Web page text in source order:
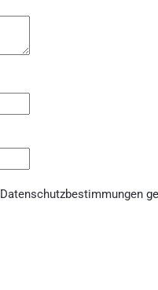
Datenschutzbestimmungen